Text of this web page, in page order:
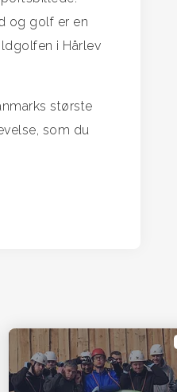
og golf er en
i Hårlev
største
som du